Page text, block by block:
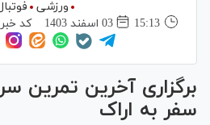
ورزشی
15:13
03 اسفند 1403 کد
برگزاری آخرین تمرین
سفر به اراک